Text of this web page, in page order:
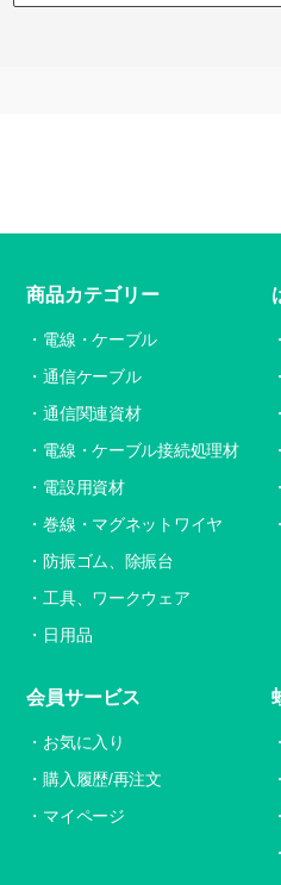
商品カテゴリー
電線・ケーブル
通信ケーブル
通信関連資材
電線・ケーブル接続処理材
電設用資材
巻線・マグネットワイヤ
防振ゴム、除振台
工具、ワークウェア
日用品
会員サービス
お気に入り
購入履歴/再注文
マイページ